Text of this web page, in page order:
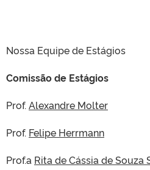
TELEFONES
Nossa Equipe de Estágios
Comissão de Estágios
Prof. Alexandre Molter
Prof. Felipe Herrmann
Prof.a Rita de Cássia de Souza